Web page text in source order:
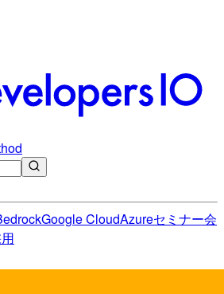
Google CloudAzureセミナー会